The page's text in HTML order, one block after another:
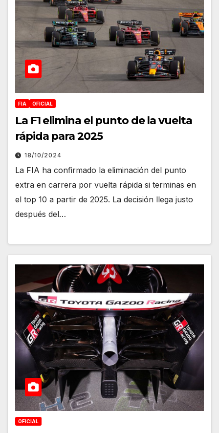
FIA OFICIAL
La F1 elimina el punto de la vuelta
rápida para 2025
18/10/2024
La FIA ha confirmado la eliminación del punto
extra en carrera por vuelta rápida si terminas en
el top 10 a partir de 2025. La decisión llega justo
después del…
OFICIAL